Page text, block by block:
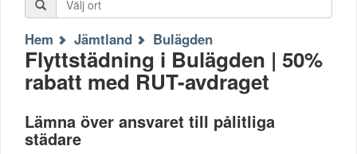
Hem Jämtland Bulägden
Flyttstädning i Bulägden | 50%
rabatt med RUT-avdraget
Lämna över ansvaret till pålitliga
städare